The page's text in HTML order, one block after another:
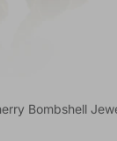
Bombshell